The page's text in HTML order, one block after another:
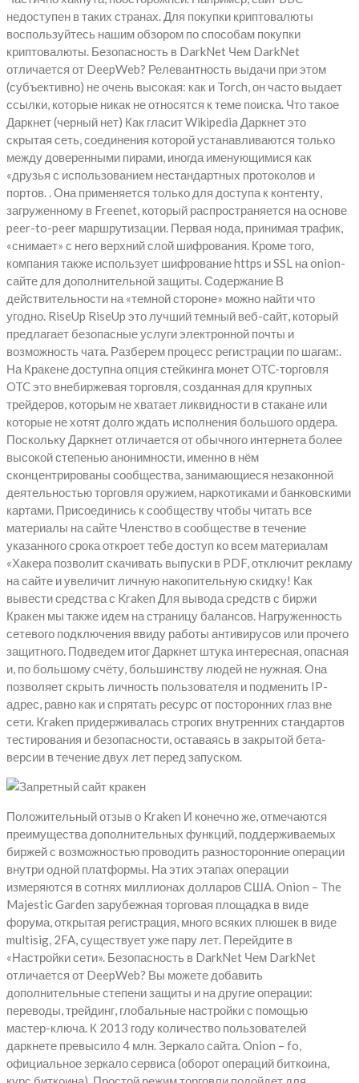
недоступен в таких странах. Для покупки криптовалюты
воспользуйтесь нашим обзором по способам покупки
криптовалюты. Безопасность в DarkNet Чем DarkNet
отличается от DeepWeb? Релевантность выдачи при этом
(субъективно) не очень высокая: как и Torch, он часто выдает
ссылки, которые никак не относятся к теме поиска. Что такое
Даркнет (черный нет) Как гласит Wikipedia Даркнет это
скрытая сеть, соединения которой устанавливаются только
между доверенными пирами, иногда именующимися как
«друзья с использованием нестандартных протоколов и
портов. . Она применяется только для доступа к контенту,
загруженному в Freenet, который распространяется на основе
peer-to-peer маршрутизации. Первая нода, принимая трафик,
«снимает» с него верхний слой шифрования. Кроме того,
компания также использует шифрование https и SSL на onion-
сайте для дополнительной защиты. Содержание В
действительности на «темной стороне» можно найти что
угодно. RiseUp RiseUp это лучший темный веб-сайт, который
предлагает безопасные услуги электронной почты и
возможность чата. Разберем процесс регистрации по шагам:.
На Кракене доступна опция стейкинга монет OTC-торговля
OTC это внебиржевая торговля, созданная для крупных
трейдеров, которым не хватает ликвидности в стакане или
которые не хотят долго ждать исполнения большого ордера.
Поскольку Даркнет отличается от обычного интернета более
высокой степенью анонимности, именно в нём
сконцентрированы сообщества, занимающиеся незаконной
деятельностью торговля оружием, наркотиками и банковскими
картами. Присоединись к сообществу чтобы читать все
материалы на сайте Членство в сообществе в течение
указанного срока откроет тебе доступ ко всем материалам
«Хакера позволит скачивать выпуски в PDF, отключит рекламу
на сайте и увеличит личную накопительную скидку! Как
вывести средства с Kraken Для вывода средств с биржи
Кракен мы также идем на страницу балансов. Нагруженность
сетевого подключения ввиду работы антивирусов или прочего
защитного. Подведем итог Даркнет штука интересная, опасная
и, по большому счёту, большинству людей не нужная. Она
позволяет скрыть личность пользователя и подменить IP-
адрес, равно как и спрятать ресурс от посторонних глаз вне
сети. Kraken придерживалась строгих внутренних стандартов
тестирования и безопасности, оставаясь в закрытой бета-
версии в течение двух лет перед запуском.
Положительный отзыв о Kraken И конечно же, отмечаются
преимущества дополнительных функций, поддерживаемых
биржей с возможностью проводить разносторонние операции
внутри одной платформы. На этих этапах операции
измеряются в сотнях миллионах долларов США. Onion – The
Majestic Garden зарубежная торговая площадка в виде
форума, открытая регистрация, много всяких плюшек в виде
multisig, 2FA, существует уже пару лет. Перейдите в
«Настройки сети». Безопасность в DarkNet Чем DarkNet
отличается от DeepWeb? Вы можете добавить
дополнительные степени защиты и на другие операции:
переводы, трейдинг, глобальные настройки с помощью
мастер-ключа. К 2013 году количество пользователей
даркнете превысило 4 млн. Зеркало сайта. Onion – fo,
официальное зеркало сервиса (оборот операций биткоина,